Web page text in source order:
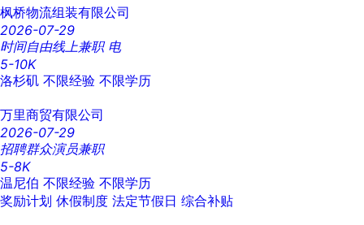
枫桥物流组装有限公司
2026-07-29
时间自由线上兼职 电
5-10K
洛杉矶 不限经验 不限学历
万里商贸有限公司
2026-07-29
招聘群众演员兼职
5-8K
温尼伯 不限经验 不限学历
奖励计划 休假制度 法定节假日 综合补贴